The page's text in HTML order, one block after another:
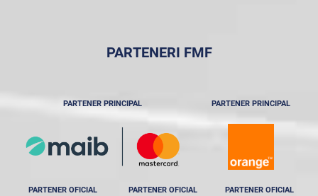
PARTENERI FMF
PARTENER PRINCIPAL PARTENER PRINCIPAL
PARTENER OFICIAL PARTENER OFICIAL PARTENER OFICIAL